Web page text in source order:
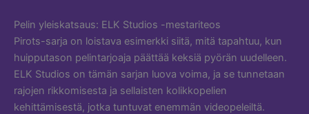
Pelin yleiskatsaus: ELK Studios -mestariteos
Pirots-sarja on loistava esimerkki siitä, mitä tapahtuu, kun
huipputason pelintarjoaja päättää keksiä pyörän uudelleen.
ELK Studios on tämän sarjan luova voima, ja se tunnetaan
rajojen rikkomisesta ja sellaisten kolikkopelien
kehittämisestä, jotka tuntuvat enemmän videopeleiltä.